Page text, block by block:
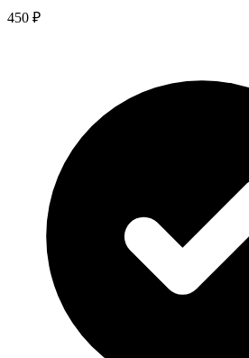
450 ₽